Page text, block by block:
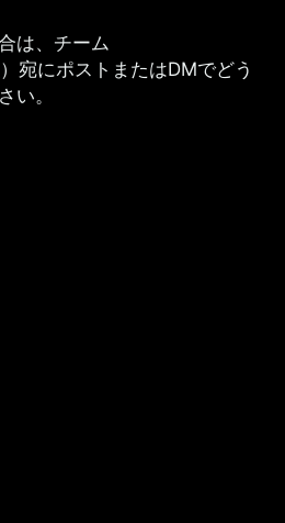
は、チーム
）宛にポストまたはDMでどう
い。